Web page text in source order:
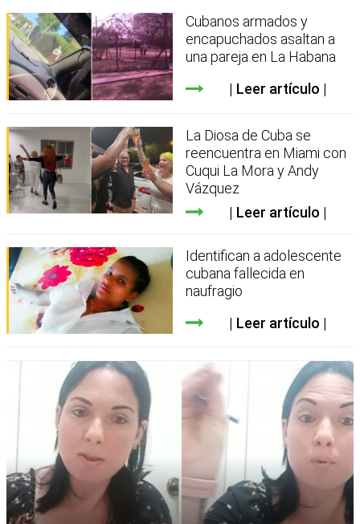
Cubanos armados y
encapuchados asaltan a
una pareja en La Habana
Leer artículo
La Diosa de Cuba se
reencuentra en Miami con
Cuqui La Mora y Andy
Vázquez
Leer artículo
Identifican a adolescente
cubana fallecida en
naufragio
Leer artículo